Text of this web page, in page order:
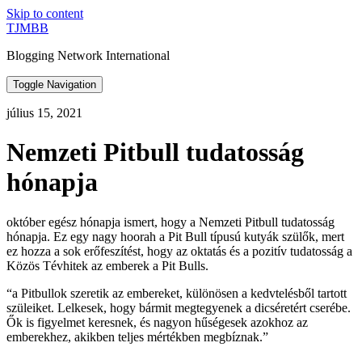
Skip to content
TJMBB
Blogging Network International
Toggle Navigation
július 15, 2021
Nemzeti Pitbull tudatosság
hónapja
október egész hónapja ismert, hogy a Nemzeti Pitbull tudatosság
hónapja. Ez egy nagy hoorah a Pit Bull típusú kutyák szülők, mert
ez hozza a sok erőfeszítést, hogy az oktatás és a pozitív tudatosság a
Közös Tévhitek az emberek a Pit Bulls.
“a Pitbullok szeretik az embereket, különösen a kedvtelésből tartott
szüleiket. Lelkesek, hogy bármit megtegyenek a dicséretért cserébe.
Ők is figyelmet keresnek, és nagyon hűségesek azokhoz az
emberekhez, akikben teljes mértékben megbíznak.”